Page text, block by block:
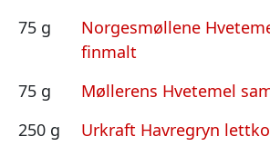
75 g
Norgesmøllene
finmalt
75 g
Møllerens Hvetemel
250 g
Urkraft Havregryn